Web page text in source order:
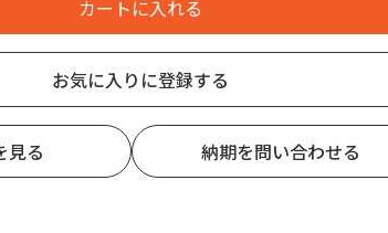
お気に入りに登録する
見る 納期を問い合わせる